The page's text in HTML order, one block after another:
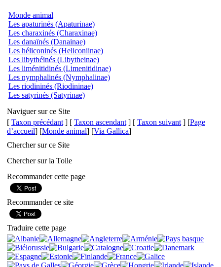
Monde animal
Les apaturinés (Apaturinae)
Les charaxinés (Charaxinae)
Les danaïnés (Danainae)
Les héliconinés (Heliconiinae)
Les libythéinés (Libytheinae)
Les liménitidinés (Limenitidinae)
Les nymphalinés (Nymphalinae)
Les riodininés (Riodininae)
Les satyrinés (Satyrinae)
Naviguer sur ce Site
[ Taxon précédant ] [ Taxon ascendant ] [ Taxon suivant ] [Page
d’accueil] [Monde animal] [Via Gallica]
Chercher sur ce Site
Chercher sur la Toile
Recommander cette page
Recommander ce site
Traduire cette page